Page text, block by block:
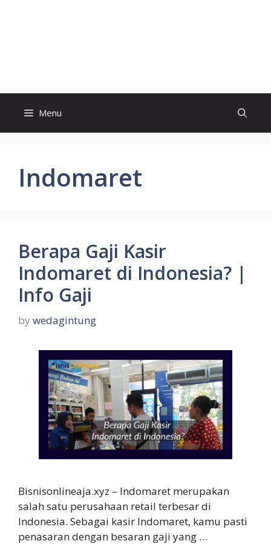
Menu
Indomaret
Berapa Gaji Kasir
Indomaret di Indonesia? |
Info Gaji
by wedagintung
Bisnisonlineaja.xyz – Indomaret merupakan
salah satu perusahaan retail terbesar di
Indonesia. Sebagai kasir Indomaret, kamu pasti
penasaran dengan besaran gaji yang …